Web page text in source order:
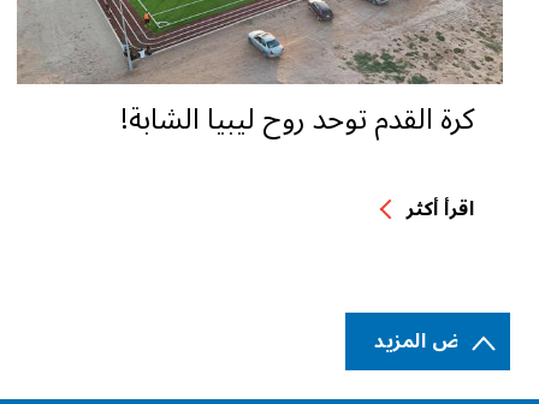
كرة القدم توحد روح ليبيا الشابة!
اقرأ أكثر
عرض المزيد